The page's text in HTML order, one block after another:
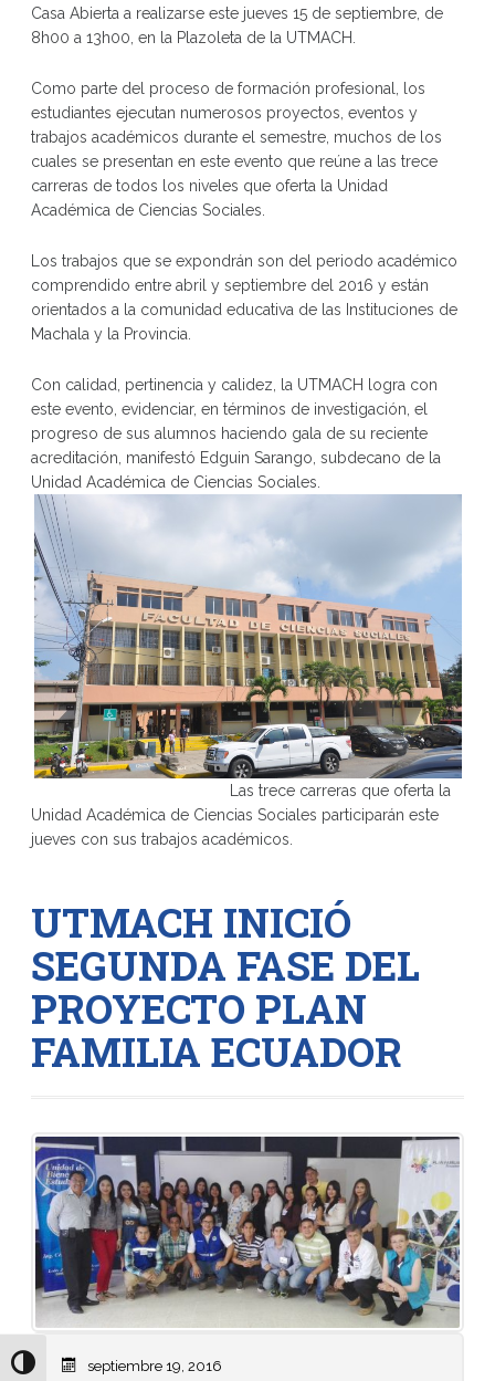
Alternar alto contraste
Casa Abierta a realizarse este jueves 15 de septiembre, de
8h00 a 13h00, en la Plazoleta de la UTMACH.
Como parte del proceso de formación profesional, los
estudiantes ejecutan numerosos proyectos, eventos y
trabajos académicos durante el semestre, muchos de los
cuales se presentan en este evento que reúne a las trece
carreras de todos los niveles que oferta la Unidad
Académica de Ciencias Sociales.
Los trabajos que se expondrán son del periodo académico
comprendido entre abril y septiembre del 2016 y están
orientados a la comunidad educativa de las Instituciones de
Machala y la Provincia.
Con calidad, pertinencia y calidez, la UTMACH logra con
este evento, evidenciar, en términos de investigación, el
progreso de sus alumnos haciendo gala de su reciente
acreditación, manifestó Edguin Sarango, subdecano de la
Unidad Académica de Ciencias Sociales.
Las trece carreras que oferta la
Unidad Académica de Ciencias Sociales participarán este
jueves con sus trabajos académicos.
UTMACH INICIÓ
SEGUNDA FASE DEL
PROYECTO PLAN
FAMILIA ECUADOR
septiembre 19, 2016